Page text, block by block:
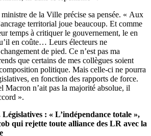
de la Ville précise sa pensée. « Aux
territorial joue beaucoup. Et comme
temps à critiquer le gouvernement, le en
en coûte… Leurs électeurs ne
de pied. Ce n’est pas ma
que certains de mes collègues soient
politique. Mais celle-ci ne pourra
en fonction des rapports de force.
Macron n’ait pas la majorité absolue, il
».
Législatives : « L’indépendance totale »,
qui rejette toute alliance des LR avec la